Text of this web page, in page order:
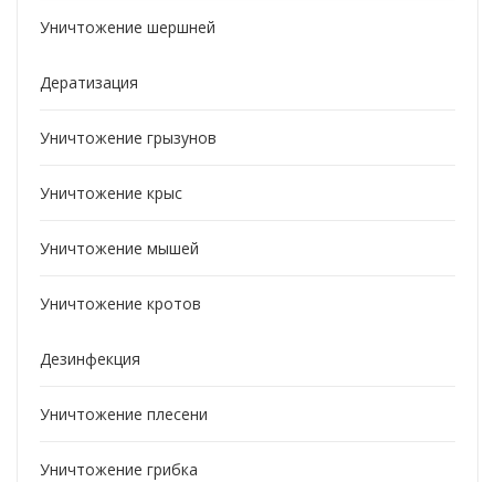
Уничтожение шершней
Дератизация
Уничтожение грызунов
Уничтожение крыс
Уничтожение мышей
Уничтожение кротов
Дезинфекция
Уничтожение плесени
Уничтожение грибка